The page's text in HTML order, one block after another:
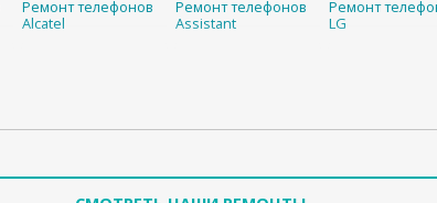
Ремонт телефонов
Alcatel
Ремонт телефонов
Assistant
Ремонт
LG